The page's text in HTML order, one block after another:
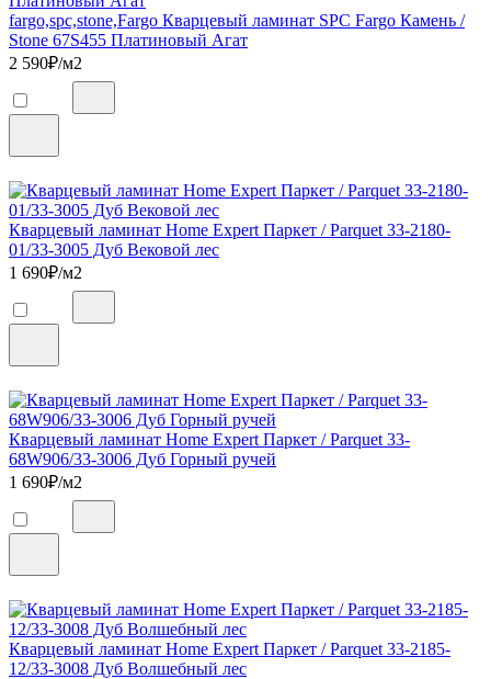
fargo,spc,stone,Fargo Кварцевый ламинат SPC Fargo Камень /
Stone 67S455 Платиновый Агат
2 590₽/м2
Кварцевый ламинат Home Expert Паркет / Parquet 33-2180-
01/33-3005 Дуб Вековой лес
1 690₽/м2
Кварцевый ламинат Home Expert Паркет / Parquet 33-
68W906/33-3006 Дуб Горный ручей
1 690₽/м2
Кварцевый ламинат Home Expert Паркет / Parquet 33-2185-
12/33-3008 Дуб Волшебный лес